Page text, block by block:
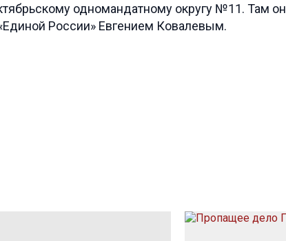
одномандатному округу №11. Там он
России» Евгением Ковалевым.